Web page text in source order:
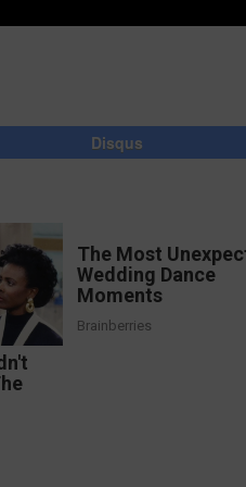
Disqus
The Most
Wedding Dance
Moments
Brainberries